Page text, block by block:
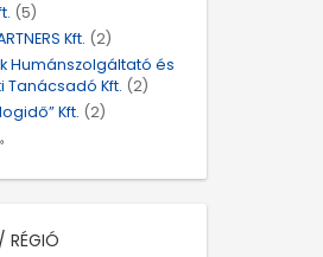
(5)
Kft. (2)
Humánszolgáltató és
Tanácsadó Kft. (2)
Kft. (2)
RÉGIÓ